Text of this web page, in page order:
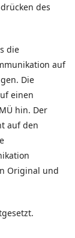
des
die
auf
Die
einen
hin. Der
auf den
Original und